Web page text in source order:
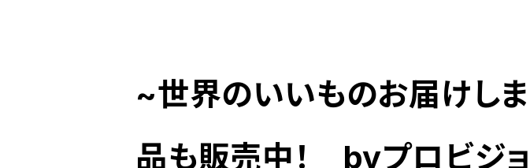
~世界のいいものお届けし
品も販売中！ byプロビジ